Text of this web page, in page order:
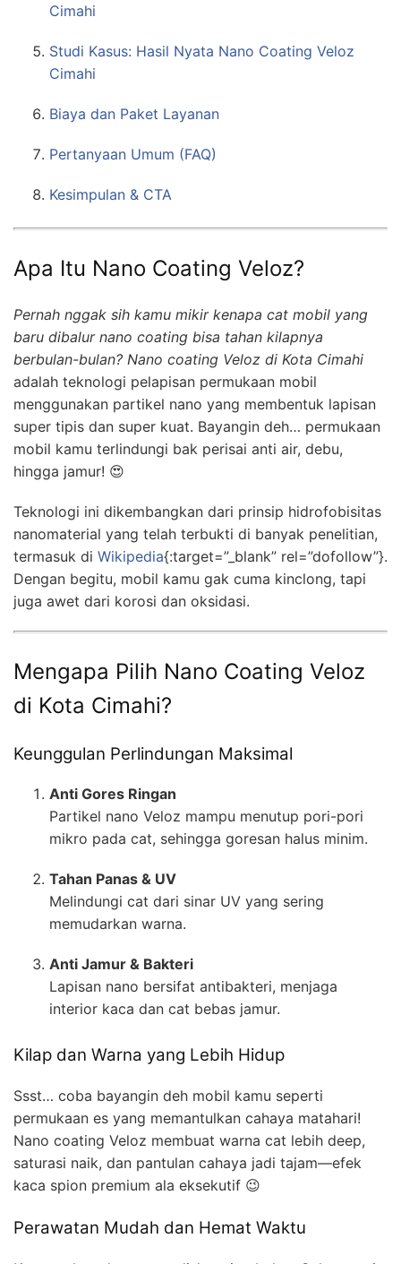
Cimahi
Studi Kasus: Hasil Nyata Nano Coating Veloz
Cimahi
Biaya dan Paket Layanan
Pertanyaan Umum (FAQ)
Kesimpulan & CTA
Apa Itu Nano Coating Veloz?
Pernah nggak sih kamu mikir kenapa cat mobil yang
baru dibalur nano coating bisa tahan kilapnya
berbulan-bulan? Nano coating Veloz di Kota Cimahi
adalah teknologi pelapisan permukaan mobil
menggunakan partikel nano yang membentuk lapisan
super tipis dan super kuat. Bayangin deh… permukaan
mobil kamu terlindungi bak perisai anti air, debu,
hingga jamur! 😍
Teknologi ini dikembangkan dari prinsip hidrofobisitas
nanomaterial yang telah terbukti di banyak penelitian,
termasuk di Wikipedia{:target=”_blank” rel=”dofollow”}.
Dengan begitu, mobil kamu gak cuma kinclong, tapi
juga awet dari korosi dan oksidasi.
Mengapa Pilih Nano Coating Veloz
di Kota Cimahi?
Keunggulan Perlindungan Maksimal
Anti Gores Ringan
Partikel nano Veloz mampu menutup pori-pori
mikro pada cat, sehingga goresan halus minim.
Tahan Panas & UV
Melindungi cat dari sinar UV yang sering
memudarkan warna.
Anti Jamur & Bakteri
Lapisan nano bersifat antibakteri, menjaga
interior kaca dan cat bebas jamur.
Kilap dan Warna yang Lebih Hidup
Ssst… coba bayangin deh mobil kamu seperti
permukaan es yang memantulkan cahaya matahari!
Nano coating Veloz membuat warna cat lebih deep,
saturasi naik, dan pantulan cahaya jadi tajam—efek
kaca spion premium ala eksekutif 😉
Perawatan Mudah dan Hemat Waktu